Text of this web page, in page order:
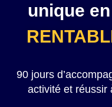
unique
90 jours
activité et réussir